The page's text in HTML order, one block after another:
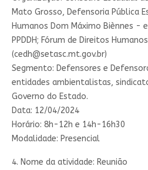
Mato Grosso, Defensoria Pública
Humanos Dom Máximo Biènnes -
PPDDH; Fórum de Direitos
(cedh@setasc.mt.gov.br)
Segmento: Defensores e
entidades ambientalistas,
Governo do Estado.
Data: 12/04/2024
Horário: 8h-12h e 14h-16h30
Modalidade: Presencial
4. Nome da atividade: Reunião